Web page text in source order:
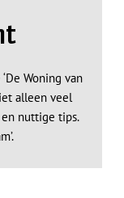
Woning van
alleen veel
nuttige tips.